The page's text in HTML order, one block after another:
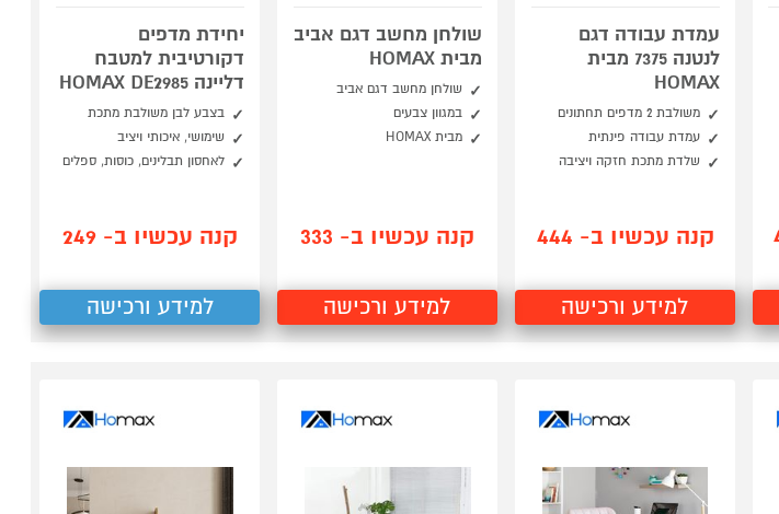
עמדת עבודה דגם
לנטנה 7375 מבית
HOMAX
משולבת 2 מדפים תחתונים
עמדת עבודה פינתית
שלדת מתכת חזקה ויציבה
קנה עכשיו ב- 444
למידע ורכישה
שולחן מחשב דגם אביב
מבית HOMAX
שולחן מחשב דגם אביב
במגוון צבעים
מבית HOMAX
קנה עכשיו ב- 333
למידע ורכישה
יחידת מדפים
דקורטיבית למטבח
דליינה HOMAX DE2985
בצבע לבן משולבת מתכת
שימושי, איכותי ויציב
לאחסון תבלינים, כוסות, ספלים
קנה עכשיו ב- 249
למידע ורכישה